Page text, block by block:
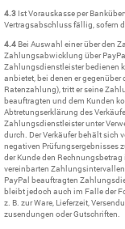
4.3 Ist Vorauskasse per
Vertragsabschluss fällig, sofern
4.4 Bei Auswahl einer über den
Zahlungsabwicklung über
Zahlungsdienstleister bedienen
anbietet, bei denen er
Ratenzahlung), tritt er seine
beauftragten und dem Kunden
Abtretungserklärung des
Zahlungsdienstleister unter
durch. Der Verkäufer behält sich
negativen Prüfungsergebnisses
der Kunde den
vereinbarten
PayPal beauftragten
bleibt jedoch auch im Falle der
z. B. zur Ware, Lieferzeit,
zusendungen oder Gutschriften.